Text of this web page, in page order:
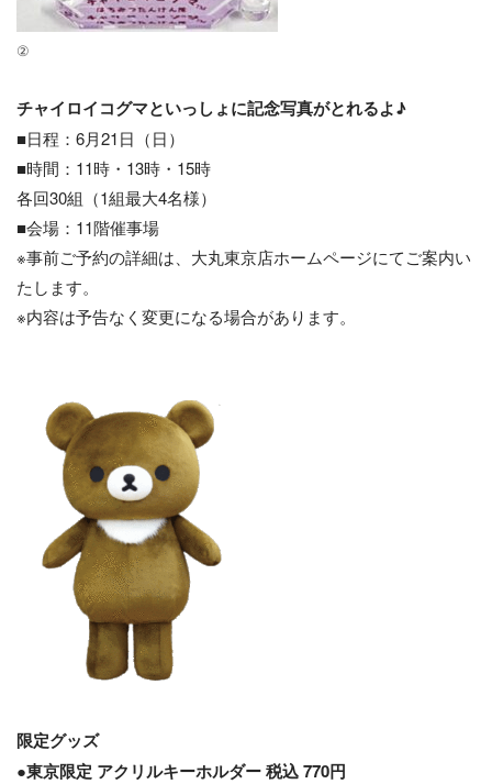
②
チャイロイコグマといっしょに記念写真がとれるよ♪
■日程：6月21日（日）
■時間：11時・13時・15時
各回30組（1組最大4名様）
■会場：11階催事場
※事前ご予約の詳細は、大丸東京店ホームページにてご案内い
たします。
※内容は予告なく変更になる場合があります。
限定グッズ
●東京限定 アクリルキーホルダー 税込 770円